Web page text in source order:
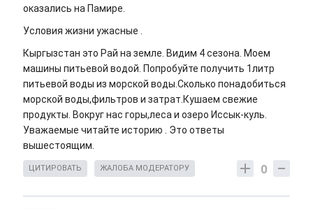
оказались на Памире.
Условия жизни ужасные .
Кыргызстан это Рай на земле. Видим 4 сезона. Моем
машины питьевой водой. Попробуйте получить 1литр
питьевой воды из морской воды.Сколько понадобиться
морской воды,фильтров и затрат.Кушаем свежие
продукты. Вокруг нас горы,леса и озеро Иссык-куль.
Уважаемые читайте историю . Это ответы
вышестоящим.
0
ЦИТИРОВАТЬ ЖАЛОБА МОДЕРАТОРУ